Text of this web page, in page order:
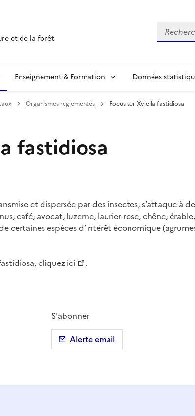
et de la forêt
Recherche
Enseignement & Formation Données
Organismes réglementés Focus sur Xylella fastidiosa
fastidiosa
et dispersée par des insectes, s’attaque à
café, avocat, luzerne, laurier rose, chêne,
certaines espèces d’intérêt économique
cliquez ici .
Twitter)
emaildans le presse-papier
S'abonner
Alerte email